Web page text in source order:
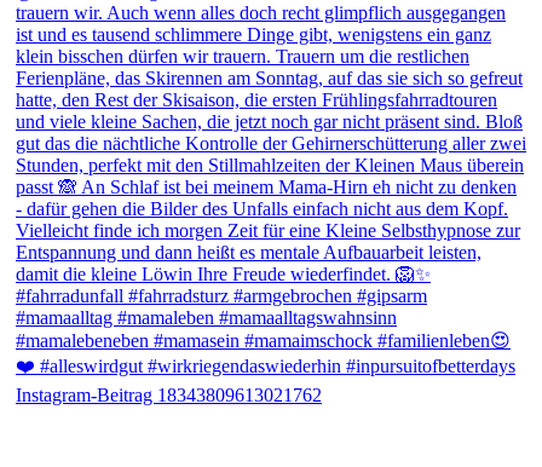
Instagram-Beitrag 18343809613021762